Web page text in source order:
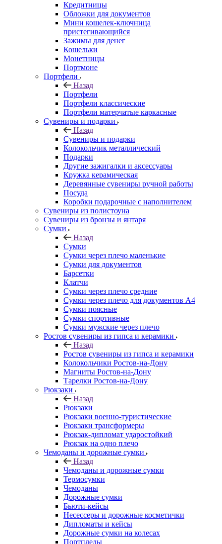
Кредитницы
Обложки для документов
Мини кошелек-ключница
пристегивающийся
Зажимы для денег
Кошельки
Монетницы
Портмоне
Портфели
Назад
Портфели
Портфели классические
Портфели матерчатые каркасные
Сувениры и подарки
Назад
Сувениры и подарки
Колокольчик металлический
Подарки
Другие зажигалки и аксессуары
Кружка керамическая
Деревянные сувениры ручной работы
Посуда
Коробки подарочные с наполнителем
Сувениры из полистоуна
Сувениры из бронзы и янтаря
Сумки
Назад
Сумки
Сумки через плечо маленькие
Сумки для документов
Барсетки
Клатчи
Сумки через плечо средние
Сумки через плечо для документов А4
Сумки поясные
Сумки спортивные
Сумки мужские через плечо
Ростов сувениры из гипса и керамики
Назад
Ростов сувениры из гипса и керамики
Колокольчики Ростов-на-Дону
Магниты Ростов-на-Дону
Тарелки Ростов-на-Дону
Рюкзаки
Назад
Рюкзаки
Рюкзаки военно-туристические
Рюкзаки трансформеры
Рюкзак-дипломат ударостойкий
Рюкзак на одно плечо
Чемоданы и дорожные сумки
Назад
Чемоданы и дорожные сумки
Термосумки
Чемоданы
Дорожные сумки
Бьюти-кейсы
Несессеры и дорожные косметички
Дипломаты и кейсы
Дорожные сумки на колесах
Портпледы